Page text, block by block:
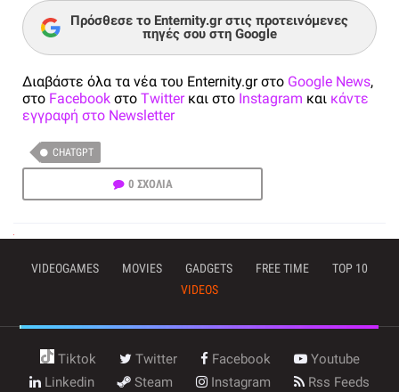
Πρόσθεσε το Enternity.gr στις προτεινόμενες
πηγές σου στη Google
Διαβάστε όλα τα νέα του Enternity.gr στο Google News,
στο Facebook στο Twitterκαι στο Instagram και κάντε
εγγραφή στο Newsletter
CHATGPT
0 ΣΧΟΛΙΑ
VIDEOGAMES MOVIES GADGETS FREE TIME
TOP 10
VIDEOS
Tiktok Twitter Facebook
Youtube
Linkedin
Steam Instagram Rss Feeds